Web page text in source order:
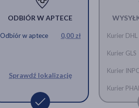
ODBIÓR W APTECE
Odbiór w aptece 0,00 zł
Sprawdź lokalizację
Kurier DHL
Kurier GLS
Kurier
Kurier